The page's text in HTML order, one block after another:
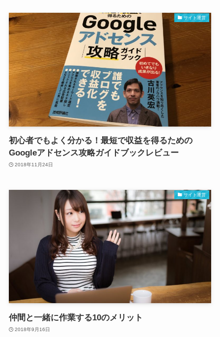
サイト運営
初心者でもよく分かる！最短で収益を得るための
Googleアドセンス攻略ガイドブックレビュー
2018年11月24日
サイト運営
仲間と一緒に作業する10のメリット
2018年9月16日